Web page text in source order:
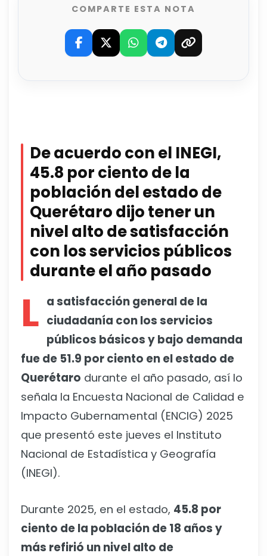
COMPARTE ESTA NOTA
De acuerdo con el INEGI,
45.8 por ciento de la
población del estado de
Querétaro dijo tener un
nivel alto de satisfacción
con los servicios públicos
durante el año pasado
L a satisfacción general de la
ciudadanía con los servicios
públicos básicos y bajo demanda
fue de 51.9 por ciento en el estado de
Querétaro durante el año pasado, así lo
señala la Encuesta Nacional de Calidad e
Impacto Gubernamental (ENCIG) 2025
que presentó este jueves el Instituto
Nacional de Estadística y Geografía
(INEGI).
Durante 2025, en el estado, 45.8 por
ciento de la población de 18 años y
más refirió un nivel alto de